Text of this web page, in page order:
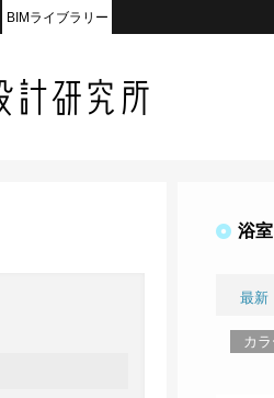
BIMライブラリー
浴
最新
カ